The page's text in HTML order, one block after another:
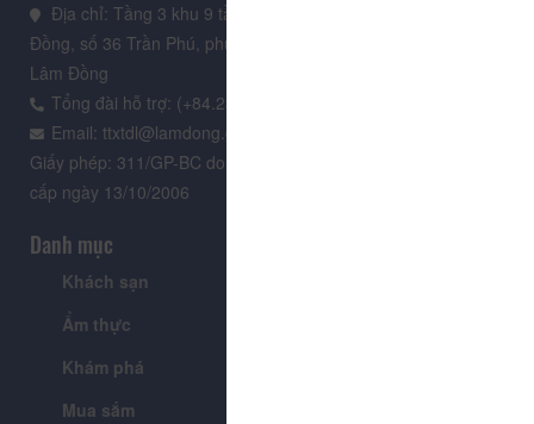
Địa chỉ: Tầng 3 khu 9 tầng, Trung tâm Hành chính tỉnh Lâm
Đồng, số 36 Trần Phú, phường Xuân Hương - Đà Lạt, tỉnh
Lâm Đồng
Tổng đài hỗ trợ: (+84.235) 3.916.961
Email: ttxtdl@lamdong.gov.vn
Giấy phép: 311/GP-BC do Cục Báo chí - Bộ Văn hóa Thông tin
cấp ngày 13/10/2006
Danh mục
Khách sạn
Ẩm thực
Khám phá
Mua sắm